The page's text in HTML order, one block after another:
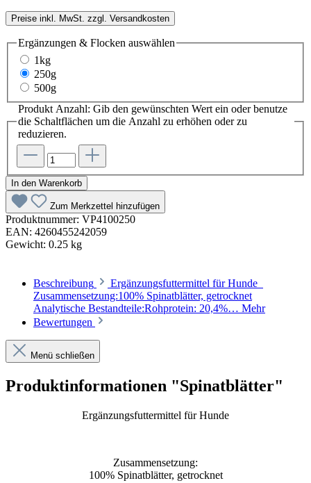
Preise inkl. MwSt. zzgl. Versandkosten
Ergänzungen & Flocken auswählen
1kg
250g
500g
Produkt Anzahl: Gib den gewünschten Wert ein oder benutze
die Schaltflächen um die Anzahl zu erhöhen oder zu
reduzieren.
In den Warenkorb
Zum Merkzettel hinzufügen
Produktnummer: VP4100250
EAN: 4260455242059
Gewicht: 0.25 kg
Beschreibung
Ergänzungsfuttermittel für Hunde
Zusammensetzung:100% Spinatblätter, getrocknet
Analytische Bestandteile:Rohprotein: 20,4%… Mehr
Bewertungen
Menü schließen
Produktinformationen "Spinatblätter"
Ergänzungsfuttermittel für Hunde
Zusammensetzung:
100% Spinatblätter, getrocknet